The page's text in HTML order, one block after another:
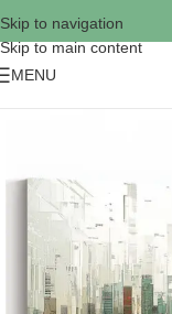
Skip to navigation
Skip to main content
MENU